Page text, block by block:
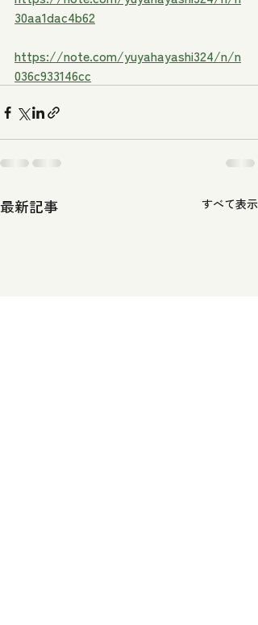
30aa1dac4b62
https://note.com/yuyahayashi324/n/n
036c933146cc
最新記事 すべて表示